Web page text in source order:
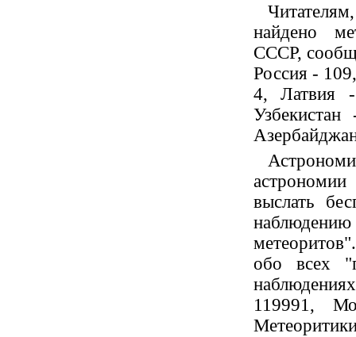
найдено
СССР,
Россия -
4, Латвия
выслать
обо всех
119991,